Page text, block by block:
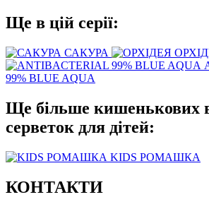
Ще в цій серії:
САКУРА
99% BLUE AQUA
Ще більше кишенькових
серветок для дітей:
KIDS РОМАШКА
КОНТАКТИ